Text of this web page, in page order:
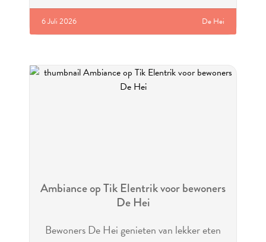
6 Juli 2026 De Hei
Ambiance op Tik Elentrik voor bewoners
De Hei
Bewoners De Hei genieten van lekker eten